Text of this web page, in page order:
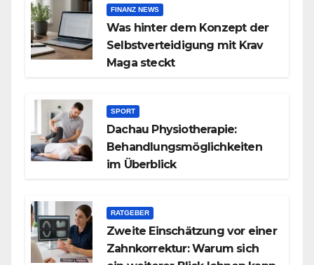
FINANZ NEWS
Was hinter dem Konzept der
Selbstverteidigung mit Krav
Maga steckt
SPORT
Dachau Physiotherapie:
Behandlungsmöglichkeiten
im Überblick
RATGEBER
Zweite Einschätzung vor einer
Zahnkorrektur: Warum sich